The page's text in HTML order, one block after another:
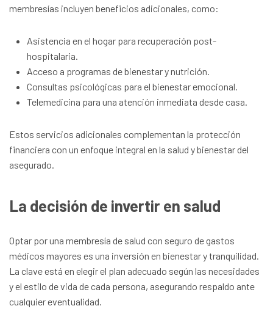
membresías incluyen beneficios adicionales, como:
Asistencia en el hogar para recuperación post-
hospitalaria.
Acceso a programas de bienestar y nutrición.
Consultas psicológicas para el bienestar emocional.
Telemedicina para una atención inmediata desde casa.
Estos servicios adicionales complementan la protección
financiera con un enfoque integral en la salud y bienestar del
asegurado.
La decisión de invertir en salud
Optar por una membresía de salud con seguro de gastos
médicos mayores es una inversión en bienestar y tranquilidad.
La clave está en elegir el plan adecuado según las necesidades
y el estilo de vida de cada persona, asegurando respaldo ante
cualquier eventualidad.